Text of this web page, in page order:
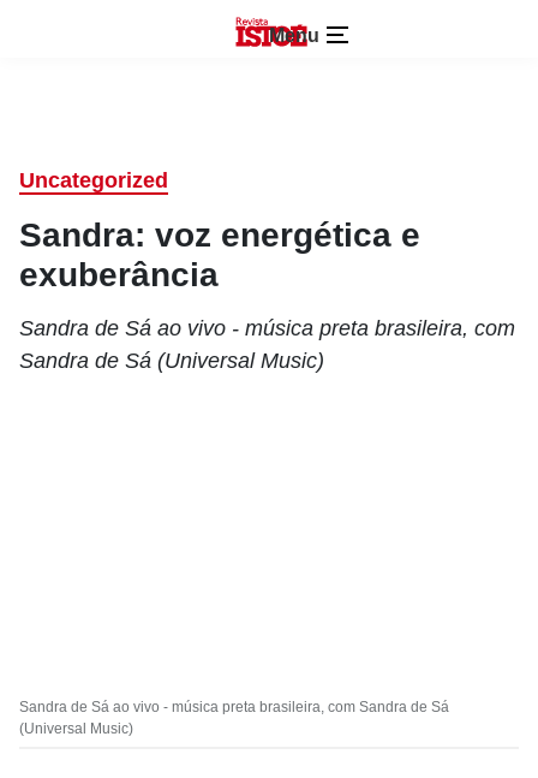
Menu
Uncategorized
Sandra: voz energética e
exuberância
Sandra de Sá ao vivo - música preta brasileira, com
Sandra de Sá (Universal Music)
Sandra de Sá ao vivo - música preta brasileira, com Sandra de Sá
(Universal Music)